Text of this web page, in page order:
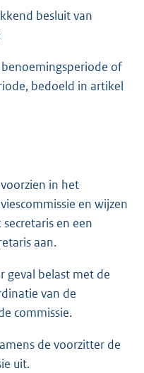
besluit van
of
bedoeld in artikel
in het
en wijzen
en een
aan.
geval belast met de
van de
commissie.
de voorzitter de
uit.